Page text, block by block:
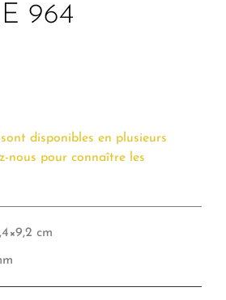
964
sont disponibles en plusieurs
nous pour connaître les
cm